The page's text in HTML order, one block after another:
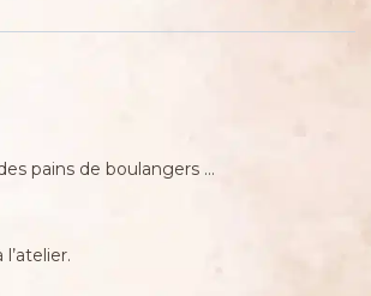
pains de boulangers …